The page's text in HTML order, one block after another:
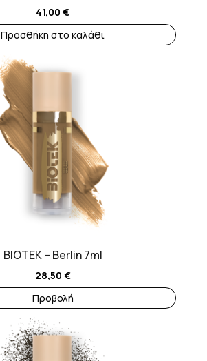
41,00€
Προσθήκη στο καλάθι
BIOTEK – Berlin 7ml
28,50 €
Προβολή